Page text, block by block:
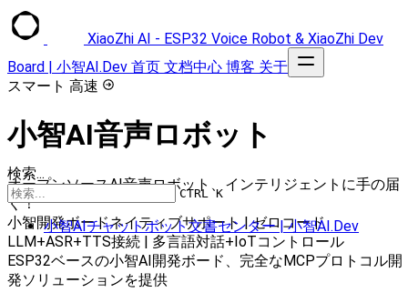
XiaoZhi AI - ESP32 Voice Robot & XiaoZhi Dev
Board | 小智AI.Dev 首页 文档中心 博客 关于
検索...
CTRL K
小智AIチャットボット文書センター | 小智AI.Dev
スマート 高速
小智AI音声ロボット
オープンソースAI音声ロボット、インテリジェントに手の届
く！
小智開発ボードネイティブサポート | ゼロコード
LLM+ASR+TTS接続 | 多言語対話+IoTコントロール
ESP32ベースの小智AI開発ボード、完全なMCPプロトコル開
発ソリューションを提供